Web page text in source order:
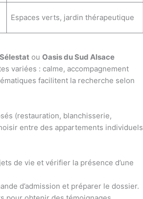
Espaces verts, jardin thérapeutique
ou Oasis du Sud Alsace
variées : calme, accompagnement
facilitent la recherche selon
(restauration, blanchisserie,
entre des appartements individuels
de vie et vérifier la présence d’une
d’admission et préparer le dossier.